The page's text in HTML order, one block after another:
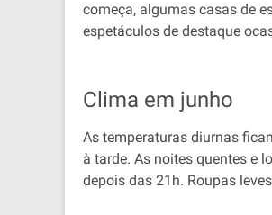
começa, algumas casas de
espetáculos de destaque
Clima em junho
As temperaturas diurnas
à tarde. As noites quentes e
depois das 21h. Roupas